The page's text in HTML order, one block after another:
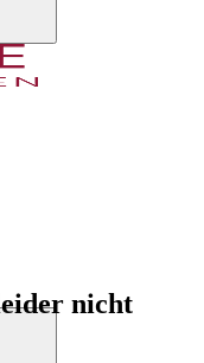
nicht